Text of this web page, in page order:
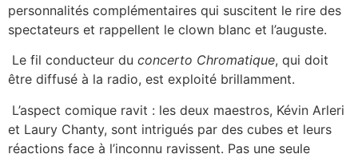
personnalités complémentaires qui suscitent le rire des
spectateurs et rappellent le clown blanc et l’auguste.
Le fil conducteur du concerto Chromatique, qui doit
être diffusé à la radio, est exploité brillamment.
L’aspect comique ravit : les deux maestros, Kévin Arleri
et Laury Chanty, sont intrigués par des cubes et leurs
réactions face à l’inconnu ravissent. Pas une seule